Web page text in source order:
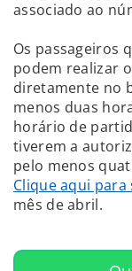
associado ao
Os passageiros
podem realizar
diretamente no
menos duas
horário de
tiverem a
pelo menos
Clique aqui
mês de abril.